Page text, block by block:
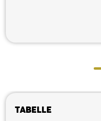
Tabelle